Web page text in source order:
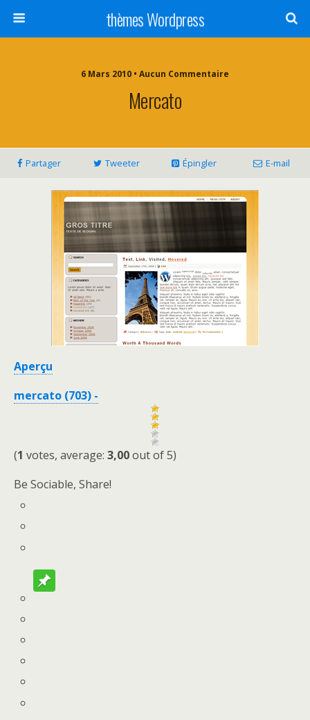
thèmes Wordpress
6 Mars 2010 • Aucun Commentaire
Mercato
Partager Tweeter Épingler E-mail
Aperçu
mercato (703) -
(1 votes, average: 3,00out of 5)
Be Sociable, Share!